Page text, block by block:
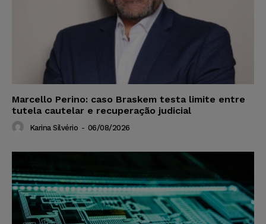
Marcello Perino: caso Braskem testa limite entre
tutela cautelar e recuperação judicial
Karina Silvério - 06/08/2026